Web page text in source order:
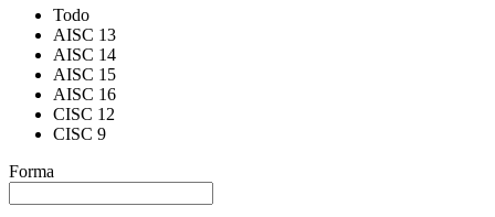
Todo
AISC 13
AISC 14
AISC 15
AISC 16
CISC 12
CISC 9
Forma